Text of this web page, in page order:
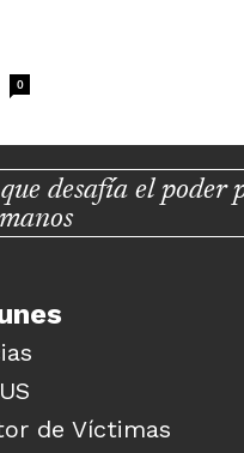
0
desafía el poder
de Víctimas